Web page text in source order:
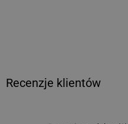
Recenzje klientów